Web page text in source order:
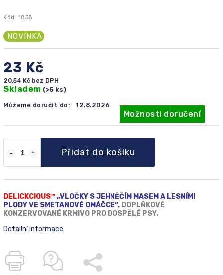
Kód: 1858
NOVINKA
23 Kč
20,54 Kč bez DPH
Skladem (>5 ks)
Můžeme doručit do: 12.8.2026
Možnosti doručení
Přidat do košíku
DELICKCIOUS™„VLOČKY S JEHNĚČÍM MASEM A LESNÍMI
PLODY VE SMETANOVÉ OMÁČCE“. DOPLŇKOVÉ
KONZERVOVANÉ KRMIVO PRO DOSPĚLÉ PSY.
Detailní informace